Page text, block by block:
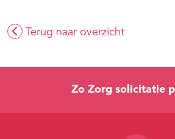
Terug naar overzicht
Zo Zorg solicitatie